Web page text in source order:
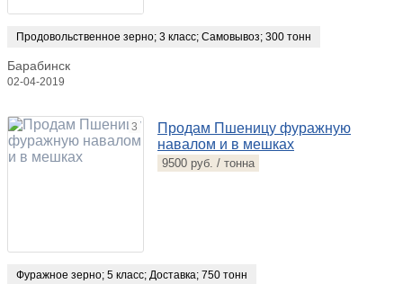
Продовольственное зерно; 3 класс; Самовывоз; 300 тонн
Барабинск
02-04-2019
3
Продам Пшеницу фуражную
навалом и в мешках
9500 руб. / тонна
Фуражное зерно; 5 класс; Доставка; 750 тонн